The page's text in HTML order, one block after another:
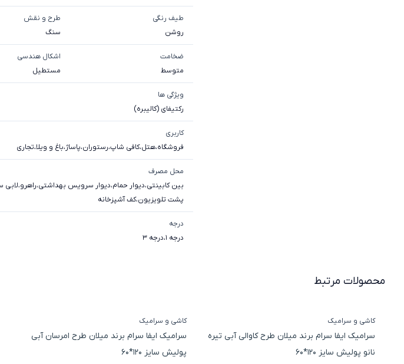
طیف رنگی
روشن
طرح و نقش
سنگ
ضخامت
متوسط
اشکال هندسی
مستطیل
ویژگی ها
رکتیفای (کالیبره)
کاربری
فروشگاه،هتل،کافی شاپ،رستوران،پاساژ،باغ و ویلا،تجاری
محل مصرف
بین کابینتی،دیوار حمام،دیوار سرویس بهداشتی،راهرو،لابی
پشت تلویزیون،کف آشپزخانه
درجه
درجه 1 ،درجه 3
محصولات مرتبط
کاشی و سرامیک
سرامیک ایفا سرام برند میلان طرح کاوالی آبی تیره
نانو پولیش سایز 120*60
کاشی و سرامیک
سرامیک ایفا سرام برند میلان طرح امرسان آبی
پولیش سایز 120*60